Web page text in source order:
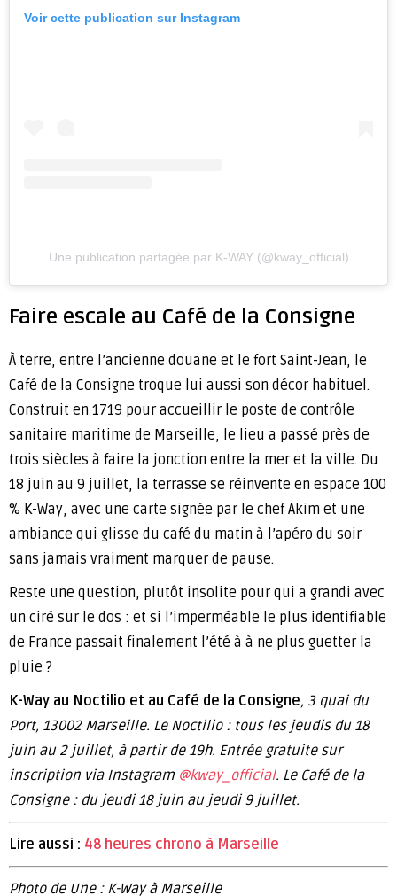
Voir cette publication sur Instagram
Une publication partagée par K-WAY (@kway_official)
Faire escale au Café de la Consigne
À terre, entre l’ancienne douane et le fort Saint-Jean, le
Café de la Consigne troque lui aussi son décor habituel.
Construit en 1719 pour accueillir le poste de contrôle
sanitaire maritime de Marseille, le lieu a passé près de
trois siècles à faire la jonction entre la mer et la ville. Du
18 juin au 9 juillet, la terrasse se réinvente en espace 100
% K-Way, avec une carte signée par le chef Akim et une
ambiance qui glisse du café du matin à l’apéro du soir
sans jamais vraiment marquer de pause.
Reste une question, plutôt insolite pour qui a grandi avec
un ciré sur le dos : et si l’imperméable le plus identifiable
de France passait finalement l’été à à ne plus guetter la
pluie ?
K-Way au Noctilio et au Café de la Consigne, 3 quai du
Port, 13002 Marseille. Le Noctilio : tous les jeudis du 18
juin au 2 juillet, à partir de 19h. Entrée gratuite sur
inscription via Instagram @kway_official. Le Café de la
Consigne : du jeudi 18 juin au jeudi 9 juillet.
Lire aussi : 48 heures chrono à Marseille
Photo de Une : K-Way à Marseille